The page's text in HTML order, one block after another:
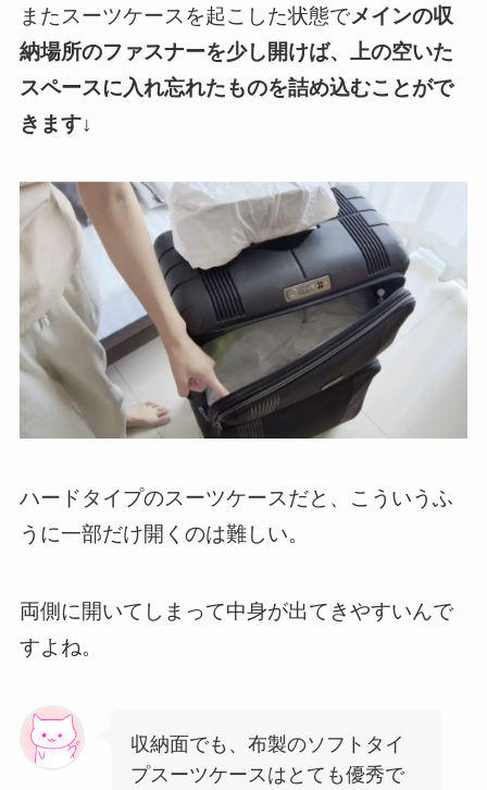
またスーツケースを起こした状態でメインの収
納場所のファスナーを少し開けば、上の空いた
スペースに入れ忘れたものを詰め込むことがで
きます↓
ハードタイプのスーツケースだと、こういうふ
うに一部だけ開くのは難しい。
両側に開いてしまって中身が出てきやすいんで
すよね。
収納面でも、布製のソフトタイ
プスーツケースはとても優秀で